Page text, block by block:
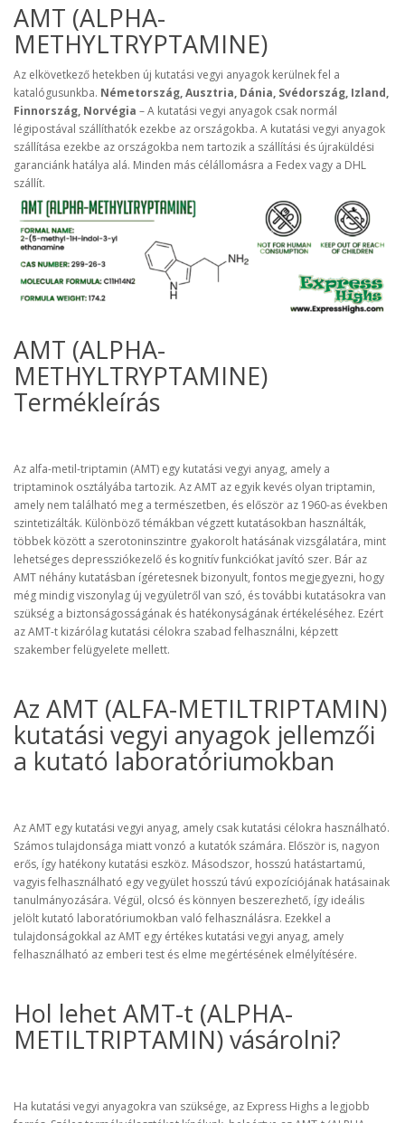
AMT (ALPHA-
METHYLTRYPTAMINE)
Az elkövetkező hetekben új kutatási vegyi anyagok kerülnek fel a
katalógusunkba. Németország, Ausztria, Dánia, Svédország, Izland,
Finnország, Norvégia – A kutatási vegyi anyagok csak normál
légipostával szállíthatók ezekbe az országokba. A kutatási vegyi anyagok
szállítása ezekbe az országokba nem tartozik a szállítási és újraküldési
garanciánk hatálya alá. Minden más célállomásra a Fedex vagy a DHL
szállít.
AMT (ALPHA-
METHYLTRYPTAMINE)
Termékleírás
Az alfa-metil-triptamin (AMT) egy kutatási vegyi anyag, amely a
triptaminok osztályába tartozik. Az AMT az egyik kevés olyan triptamin,
amely nem található meg a természetben, és először az 1960-as években
szintetizálták. Különböző témákban végzett kutatásokban használták,
többek között a szerotoninszintre gyakorolt hatásának vizsgálatára, mint
lehetséges depressziókezelő és kognitív funkciókat javító szer. Bár az
AMT néhány kutatásban ígéretesnek bizonyult, fontos megjegyezni, hogy
még mindig viszonylag új vegyületről van szó, és további kutatásokra van
szükség a biztonságosságának és hatékonyságának értékeléséhez. Ezért
az AMT-t kizárólag kutatási célokra szabad felhasználni, képzett
szakember felügyelete mellett.
Az AMT (ALFA-METILTRIPTAMIN)
kutatási vegyi anyagok jellemzői
a kutató laboratóriumokban
Az AMT egy kutatási vegyi anyag, amely csak kutatási célokra használható.
Számos tulajdonsága miatt vonzó a kutatók számára. Először is, nagyon
erős, így hatékony kutatási eszköz. Másodszor, hosszú hatástartamú,
vagyis felhasználható egy vegyület hosszú távú expozíciójának hatásainak
tanulmányozására. Végül, olcsó és könnyen beszerezhető, így ideális
jelölt kutató laboratóriumokban való felhasználásra. Ezekkel a
tulajdonságokkal az AMT egy értékes kutatási vegyi anyag, amely
felhasználható az emberi test és elme megértésének elmélyítésére.
Hol lehet AMT-t (ALPHA-
METILTRIPTAMIN) vásárolni?
Ha kutatási vegyi anyagokra van szüksége, az Express Highs a legjobb